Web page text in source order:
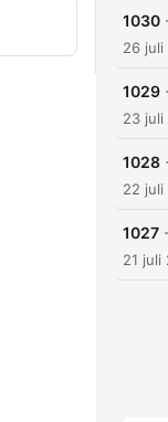
1030
26 juli
1029
23 juli
1028
22 juli
1027
21 juli